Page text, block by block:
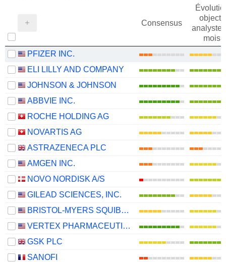
Consensus
objectif
mois
PFIZER INC.
ELI LILLY AND COMPANY
JOHNSON & JOHNSON
ABBVIE INC.
ROCHE HOLDING AG
NOVARTIS AG
ASTRAZENECA PLC
AMGEN INC.
NOVO NORDISK A/S
GILEAD SCIENCES, INC.
BRISTOL-MYERS SQUIBB COMPANY
VERTEX PHARMACEUTICALS INCORPORATED
GSK PLC
SANOFI